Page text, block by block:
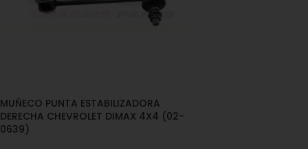
MUÑECO PUNTA ESTABILIZADORA
DERECHA CHEVROLET DIMAX 4X4 (02-
0639)